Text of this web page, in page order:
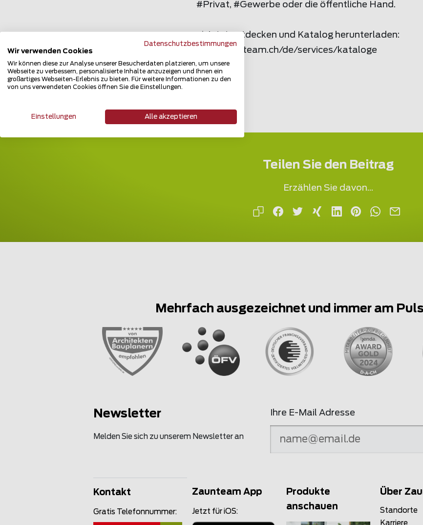
#Privat, #Gewerbe oder die öffentliche Hand.
📲 Jetzt entdecken und Katalog herunterladen:
www.zaunteam.ch/de/services/kataloge
Teilen Sie den Beitrag
Erzählen Sie davon...
Mehrfach ausgezeichnet und immer am
Newsletter
Melden Sie sich zu unserem Newsletter an
Ihre E-Mail Adresse
Kontakt
Gratis Telefonnummer:
Zaunteam App
Jetzt für iOS:
Produkte
anschauen
Über
Standorte
Karriere
Datenschutzbestimmungen
Wir verwenden Cookies
Wir können diese zur Analyse unserer Besucherdaten platzieren, um unsere
Webseite zu verbessern, personalisierte Inhalte anzuzeigen und Ihnen ein
großartiges Webseiten-Erlebnis zu bieten. Für weitere Informationen zu den
von uns verwendeten Cookies öffnen Sie die Einstellungen.
Einstellungen Alle akzeptieren